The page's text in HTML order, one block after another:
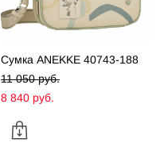
Сумка ANEKKE 40743-188
11 050 pуб.
8 840 pуб.